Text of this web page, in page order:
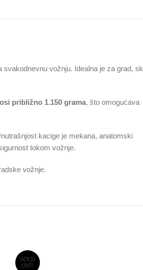
svakodnevnu vožnju. Idealna je za grad,
približno 1.150 grama, što omogućava
kacige je mekana, anatomski
tokom vožnje.
vožnje.
SOLD
OUT